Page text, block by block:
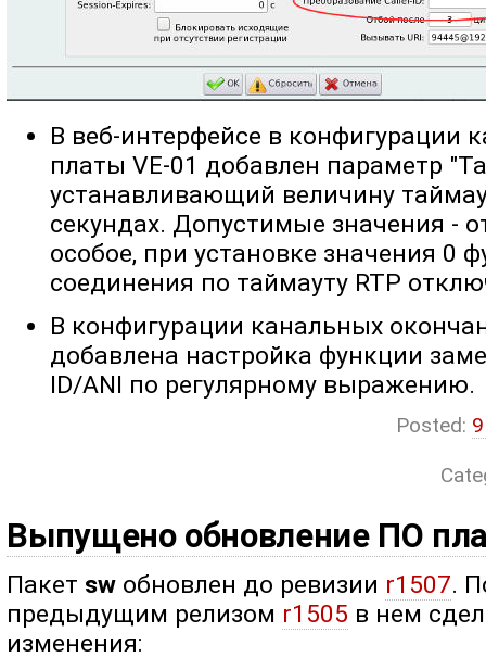
В веб-интерфейсе в конфигурации
платы VE-01 добавлен параметр
устанавливающий величину
секундах. Допустимые значения -
особое, при установке значения 0
соединения по таймауту RTP
В конфигурации канальных
добавлена настройка функции
ID/ANI по регулярному выражению.
Posted:
Выпущено обновление ПО
Пакет sw обновлен до ревизии r1507.
предыдущим релизом r1505 в нем
изменения: